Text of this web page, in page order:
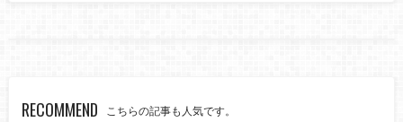
RECOMMEND こちらの記事も人気です。